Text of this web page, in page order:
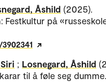
Åshild (2025).
Festkultur på
; Losnegard, Åshild
til å føle seg dumme.